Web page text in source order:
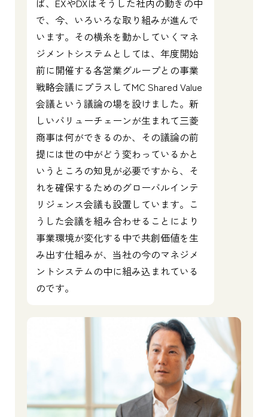
ば、EXやDXはそうした社内の動きの中
で、今、いろいろな取り組みが進んで
います。その横糸を動かしていくマネ
ジメントシステムとしては、年度開始
前に開催する各営業グループとの事業
戦略会議にプラスしてMC Shared Value
会議という議論の場を設けました。新
しいバリューチェーンが生まれて三菱
商事は何ができるのか、その議論の前
提には世の中がどう変わっているかと
いうところの知見が必要ですから、そ
れを確保するためのグローバルインテ
リジェンス会議も設置しています。こ
うした会議を組み合わせることにより
事業環境が変化する中で共創価値を生
み出す仕組みが、当社の今のマネジメ
ントシステムの中に組み込まれている
のです。